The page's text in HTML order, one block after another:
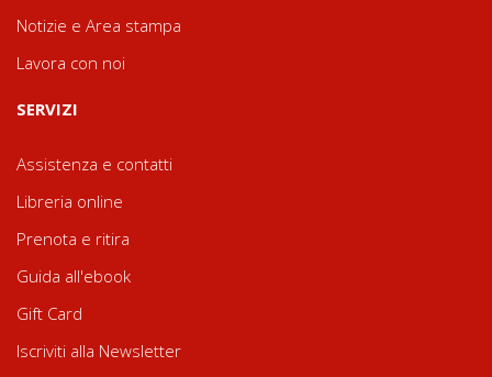
Notizie e Area stampa
Lavora con noi
SERVIZI
Assistenza e contatti
Libreria online
Prenota e ritira
Guida all'ebook
Gift Card
Iscriviti alla Newsletter